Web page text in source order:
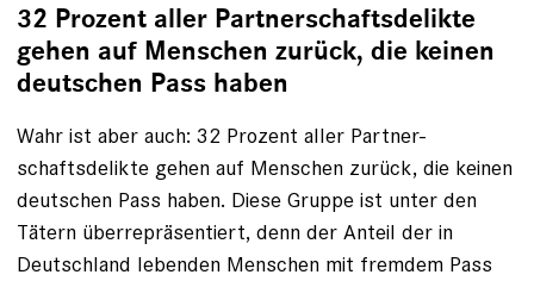
32 Prozent aller Partner­schaftsdelikte
gehen auf Menschen ­zurück, die keinen
deutschen Pass ­haben
Wahr ist aber auch: 32 Prozent aller Partner­
schaftsdelikte gehen auf Menschen ­zurück, die keinen
deutschen Pass ­haben. Diese Gruppe ist unter den
Tätern über­repräsentiert, denn der Anteil der in
Deutschland ­lebenden Menschen mit fremdem Pass